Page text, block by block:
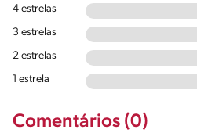
4 estrelas
3 estrelas
2 estrelas
1 estrela
Comentários (0)